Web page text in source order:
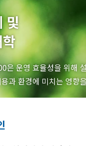
및
은 운영 효율성을 위해
과 환경에 미치는 영향